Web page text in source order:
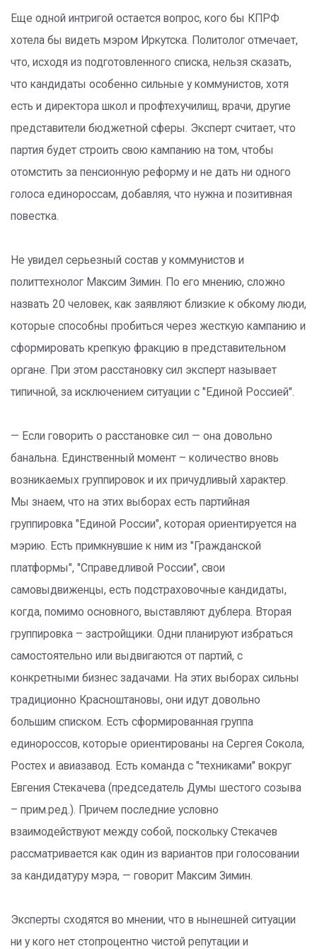
Еще одной интригой остается вопрос, кого бы КПРФ
хотела бы видеть мэром Иркутска. Политолог отмечает,
что, исходя из подготовленного списка, нельзя сказать,
что кандидаты особенно сильные у коммунистов, хотя
есть и директора школ и профтехучилищ, врачи, другие
представители бюджетной сферы. Эксперт считает, что
партия будет строить свою кампанию на том, чтобы
отомстить за пенсионную реформу и не дать ни одного
голоса единороссам, добавляя, что нужна и позитивная
повестка.
Не увидел серьезный состав у коммунистов и
политтехнолог Максим Зимин. По его мнению, сложно
назвать 20 человек, как заявляют близкие к обкому люди,
которые способны пробиться через жесткую кампанию и
сформировать крепкую фракцию в представительном
органе. При этом расстановку сил эксперт называет
типичной, за исключением ситуации с "Единой Россией".
— Если говорить о расстановке сил — она довольно
банальна. Единственный момент – количество вновь
возникаемых группировок и их причудливый характер.
Мы знаем, что на этих выборах есть партийная
группировка "Единой России", которая ориентируется на
мэрию. Есть примкнувшие к ним из "Гражданской
платформы", "Справедливой России", свои
самовыдвиженцы, есть подстраховочные кандидаты,
когда, помимо основного, выставляют дублера. Вторая
группировка – застройщики. Одни планируют избраться
самостоятельно или выдвигаются от партий, с
конкретными бизнес задачами. На этих выборах сильны
традиционно Красноштановы, они идут довольно
большим списком. Есть сформированная группа
единороссов, которые ориентированы на Сергея Сокола,
Ростех и авиазавод. Есть команда с "техниками" вокруг
Евгения Стекачева (председатель Думы шестого созыва
– прим.ред.). Причем последние условно
взаимодействуют между собой, поскольку Стекачев
рассматривается как один из вариантов при голосовании
за кандидатуру мэра, — говорит Максим Зимин.
Эксперты сходятся во мнении, что в нынешней ситуации
ни у кого нет стопроцентно чистой репутации и